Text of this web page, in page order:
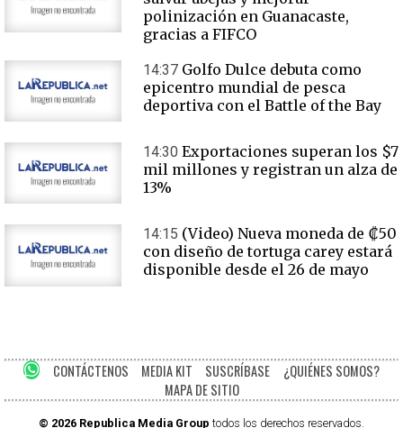
polinización en Guanacaste,
gracias a FIFCO
14:37 Golfo Dulce debuta como
epicentro mundial de pesca
deportiva con el Battle of the Bay
14:30 Exportaciones superan los $7
mil millones y registran un alza de
13%
14:15 (Video) Nueva moneda de ₡50
con diseño de tortuga carey estará
disponible desde el 26 de mayo
CONTÁCTENOS MEDIA KIT SUSCRÍBASE
¿QUIÉNES SOMOS?
MAPA DE SITIO
© 2026 Republica Media Group todos los derechos reservados.